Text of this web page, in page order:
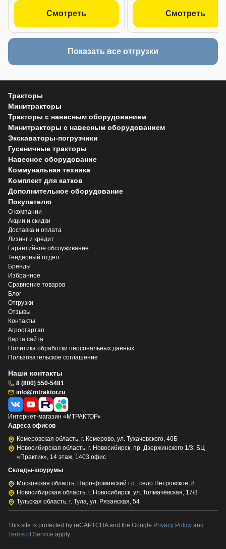
Смотреть Смотреть
Показать все отгрузки
Тракторы
Минитракторы
Тракторы с навесным оборудованием
Минитракторы с навесным оборудованием
Экскаваторы-погрузчики
Гусеничные тракторы
Навесное оборудование
Коммунальная техника
Комплект для катков
Дополнительное оборудование
Покупателю
О компании
Акции и скидки
Доставка и оплата
Лизинг и кредит
Гарантийное обслуживание
Тендерный отдел
Бренды
Избранное
Сравнение товаров
Блог
Отгрузки
Отзывы
Контакты
Агростартап
Карта сайта
Политика обработки персональных данных
Пользовательское соглашение
Наши контакты
8 (800) 550-5481
info@mtraktor.ru
Интернет-магазин «МТРАКТОР»
Адреса офисов
Кемеровская область, г. Кемерово, ул. Тухачевского, 40Б
Новосибирская область, г. Новосибирск, пр. Дзержинского 1/3, БЦ
«Практик», 14 этаж, 1403 офис
Склады-шоурумы
Московская область, Наро-фоминский г.о., село Петровское, 8
Новосибирская область, г. Новосибирск, ул. Толмачёвская, 17/3
Тульская область, г. Тула, ул. Рязанская, 54
This site is protected by reCAPTCHA and the Google Privacy Policy and
Terms of Service apply.